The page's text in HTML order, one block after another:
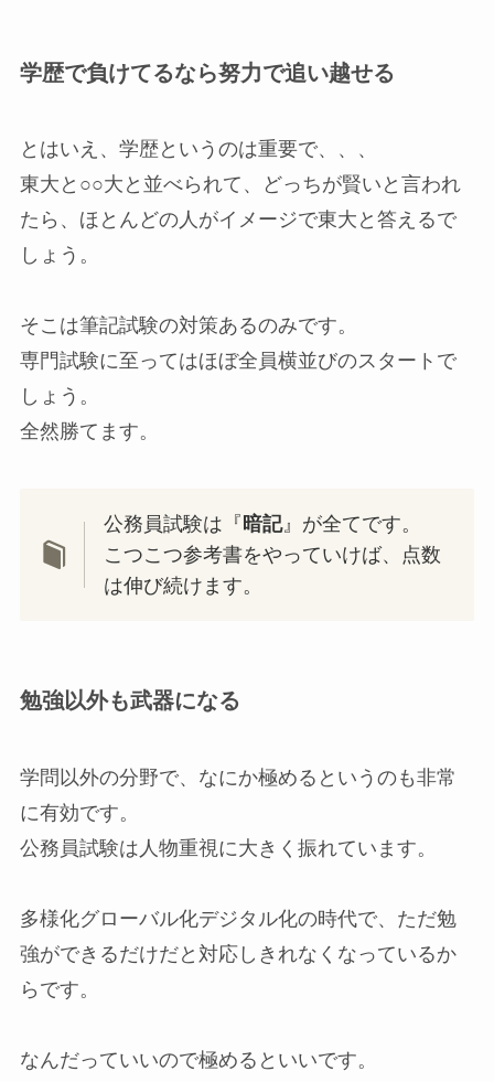
学歴で負けてるなら努力で追い越せる
とはいえ、学歴というのは重要で、、、
東大と○○大と並べられて、どっちが賢いと言われ
たら、ほとんどの人がイメージで東大と答えるで
しょう。
そこは筆記試験の対策あるのみです。
専門試験に至ってはほぼ全員横並びのスタートで
しょう。
全然勝てます。
公務員試験は『暗記』が全てです。
こつこつ参考書をやっていけば、点数
は伸び続けます。
勉強以外も武器になる
学問以外の分野で、なにか極めるというのも非常
に有効です。
公務員試験は人物重視に大きく振れています。
多様化グローバル化デジタル化の時代で、ただ勉
強ができるだけだと対応しきれなくなっているか
らです。
なんだっていいので極めるといいです。